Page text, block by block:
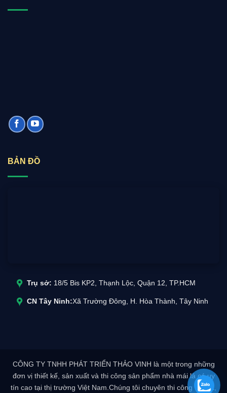
BẢN ĐỒ
Trụ sở: 18/5 Bis KP2, Thạnh Lộc, Quận 12, TP.HCM
CN Tây Ninh:Xã Trường Đông, H. Hòa Thành, Tây Ninh
CÔNG TY TNHH PHÁT TRIỂN THẢO VINH là một trong những
đơn vị thiết kế, sản xuất và thi công sản phẩm nhà mái lá có uy
tín cao tại thị trường Việt Nam.Chúng tôi chuyên thi công nhà lá,